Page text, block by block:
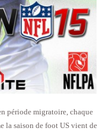
période migratoire, chaque
la saison de foot US vient de